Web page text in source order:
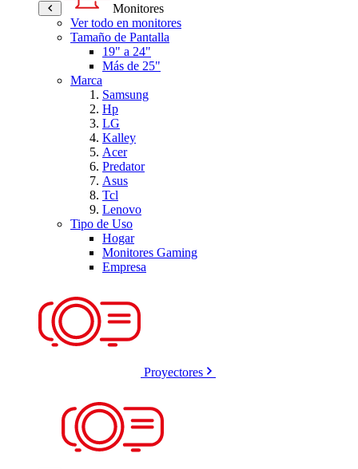
Monitores
Ver todo en monitores
Tamaño de Pantalla
19" a 24"
Más de 25"
Marca
Samsung
Hp
LG
Kalley
Acer
Predator
Asus
Tcl
Lenovo
Tipo de Uso
Hogar
Monitores Gaming
Empresa
Proyectores